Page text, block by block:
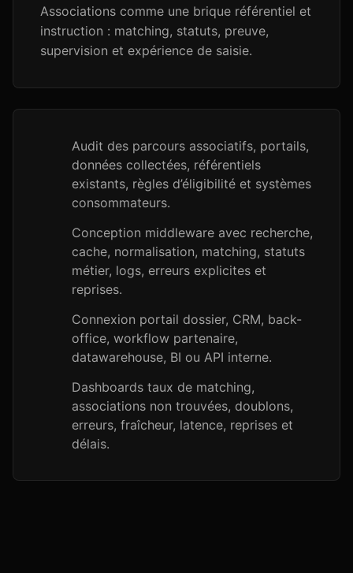
Associations comme une brique référentiel et
instruction : matching, statuts, preuve,
supervision et expérience de saisie.
Audit des parcours associatifs, portails,
données collectées, référentiels
existants, règles d’éligibilité et systèmes
consommateurs.
Conception middleware avec recherche,
cache, normalisation, matching, statuts
métier, logs, erreurs explicites et
reprises.
Connexion portail dossier, CRM, back-
office, workflow partenaire,
datawarehouse, BI ou API interne.
Dashboards taux de matching,
associations non trouvées, doublons,
erreurs, fraîcheur, latence, reprises et
délais.